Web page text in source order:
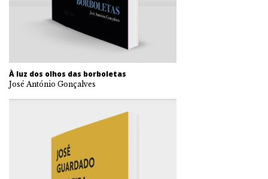
À luz dos olhos das borboletas
José António Gonçalves